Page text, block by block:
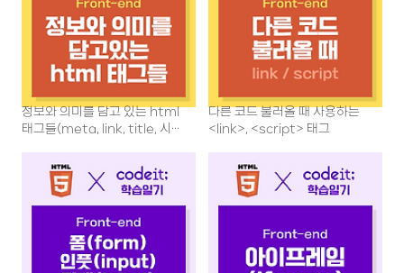
정보와 의미를 담고 있는 html
태그들(meta, link, title, 시맨
다른 코드 불러올 때 사용하는
<link>, <script> 태그